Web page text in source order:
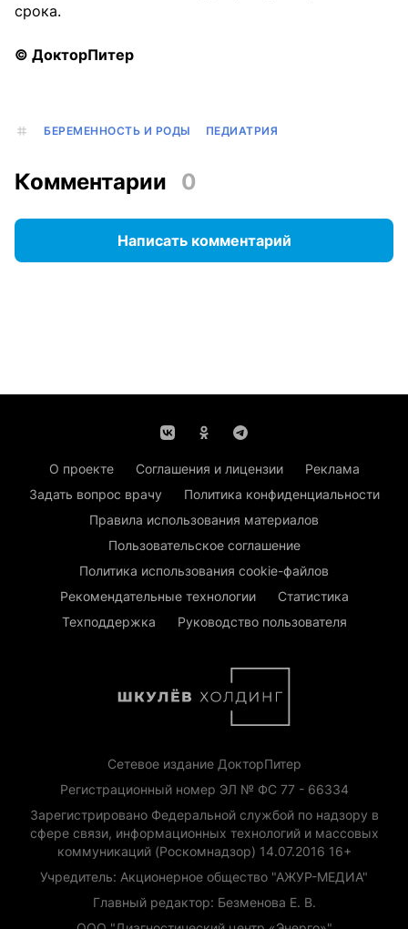
срока.
© ДокторПитер
БЕРЕМЕННОСТЬ И РОДЫ ПЕДИАТРИЯ
Комментарии 0
Написать комментарий
О проекте Соглашения и лицензии
Реклама
Задать вопрос врачу
Политика конфиденциальности
Правила использования материалов
Пользовательское соглашение
Политика использования cookie-файлов
Рекомендательные технологии
Статистика
Техподдержка
Руководство пользователя
Сетевое издание ДокторПитер
Регистрационный номер ЭЛ № ФС 77 - 66334
Зарегистрировано Федеральной службой по надзору в
сфере связи, информационных технологий и массовых
коммуникаций (Роскомнадзор) 14.07.2016 16+
Учредитель: Акционерное общество "АЖУР-МЕДИА"
Главный редактор: Безменова Е. В.